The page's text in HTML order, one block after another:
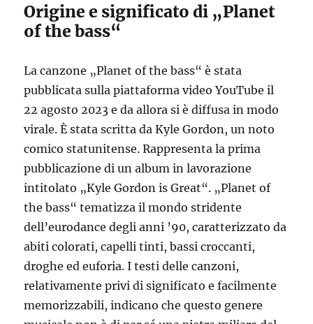
Origine e significato di „Planet
of the bass“
La canzone „Planet of the bass“ è stata
pubblicata sulla piattaforma video YouTube il
22 agosto 2023 e da allora si è diffusa in modo
virale. È stata scritta da Kyle Gordon, un noto
comico statunitense. Rappresenta la prima
pubblicazione di un album in lavorazione
intitolato „Kyle Gordon is Great“. „Planet of
the bass“ tematizza il mondo stridente
dell’eurodance degli anni ’90, caratterizzato da
abiti colorati, capelli tinti, bassi croccanti,
droghe ed euforia. I testi delle canzoni,
relativamente privi di significato e facilmente
memorizzabili, indicano che questo genere